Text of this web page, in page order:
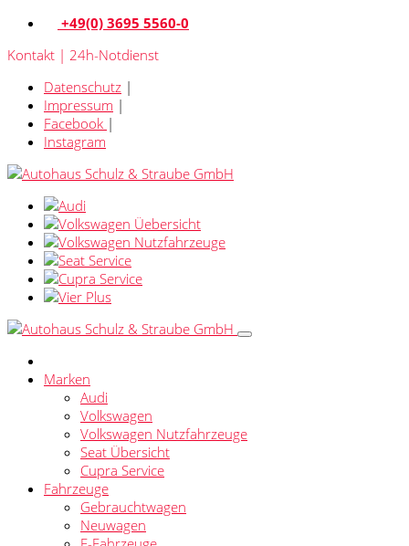
+49(0) 3695 5560-0
Kontakt | 24h-Notdienst
Datenschutz |
Impressum |
Facebook |
Instagram
Marken
Audi
Volkswagen
Volkswagen Nutzfahrzeuge
Seat Übersicht
Cupra Service
Fahrzeuge
Gebrauchtwagen
Neuwagen